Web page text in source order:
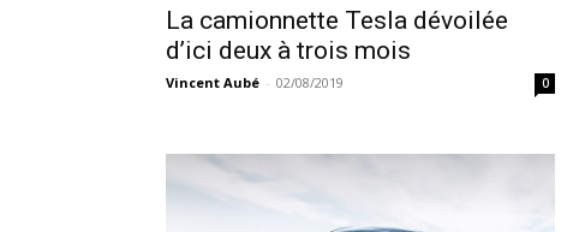
La camionnette Tesla dévoilée
d’ici deux à trois mois
Vincent Aubé - 02/08/2019 0